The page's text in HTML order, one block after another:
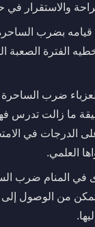
والاستقرار في
بضرب
الفترة الصعبة
العزباء ضرب
ما زالت تدرس
الدرجات في
العلمي.
في المنام ضرب
من الوصول إلى